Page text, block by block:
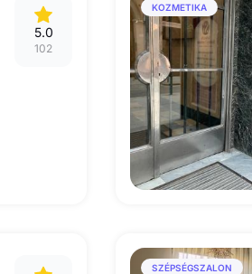
5.0
102
KOZMETIKA
SZÉPSÉGSZALON